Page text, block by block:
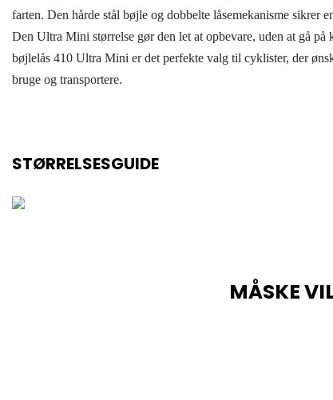
farten. Den hårde stål bøjle og dobbelte låsemekanisme sikrer
Den Ultra Mini størrelse gør den let at opbevare, uden at gå på
bøjlelås 410 Ultra Mini er det perfekte valg til cyklister, der
bruge og transportere.
STØRRELSESGUIDE
MÅSKE